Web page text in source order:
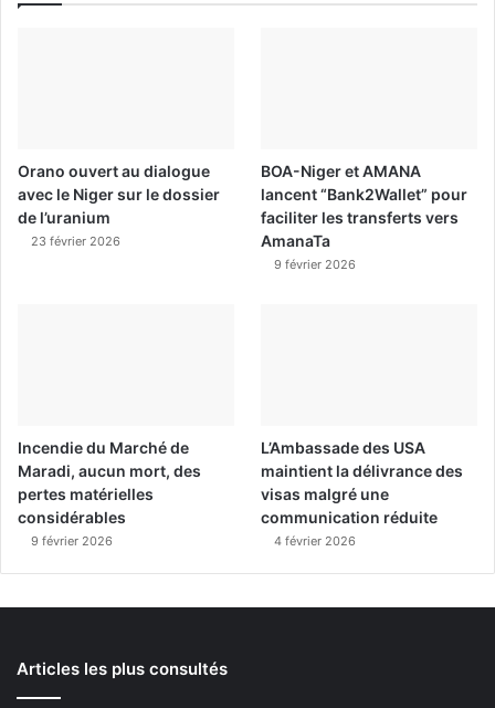
Orano ouvert au dialogue
avec le Niger sur le dossier
de l’uranium
23 février 2026
BOA-Niger et AMANA
lancent “Bank2Wallet” pour
faciliter les transferts vers
AmanaTa
9 février 2026
Incendie du Marché de
Maradi, aucun mort, des
pertes matérielles
considérables
9 février 2026
L’Ambassade des USA
maintient la délivrance des
visas malgré une
communication réduite
4 février 2026
Articles les plus consultés